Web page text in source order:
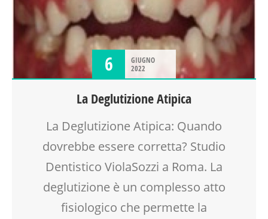
6
GIUGNO
2022
La Deglutizione Atipica
La Deglutizione Atipica: Quando
dovrebbe essere corretta? Studio
Dentistico ViolaSozzi a Roma. La
deglutizione è un complesso atto
fisiologico che permette la